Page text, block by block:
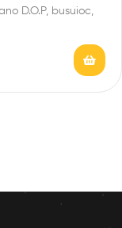
D.O.P, busuioc,